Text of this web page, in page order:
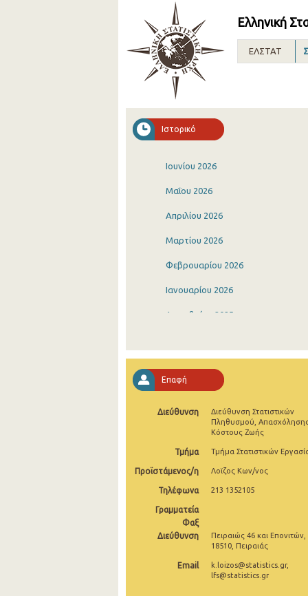
Ελληνική
ΕΛΣΤΑΤ
Ιστορικό
Ιουνίου 2026
Μαΐου 2026
Απριλίου 2026
Μαρτίου 2026
Φεβρουαρίου 2026
Ιανουαρίου 2026
Δεκεμβρίου 2025
Σεπτεμβρίου 2025
Αυγούστου 2025
Μαΐου 2025
Απριλίου 2025
Μαρτίου 2025
Φεβρουαρίου 2025
Επαφή
Διεύθυνση
Διεύθυνση Στατιστικών
Πληθυσμού, Απασχόλησης
Κόστους Ζωής
Τμήμα Τμήμα Στατιστικών
Προϊστάμενος/η Λοϊζος Κων/νος
Τηλέφωνα 213 1352105
Γραμματεία
Φαξ
Διεύθυνση
Πειραιώς 46 και
18510, Πειραιάς
Email
k.loizos@statistics.gr,
lfs@statistics.gr